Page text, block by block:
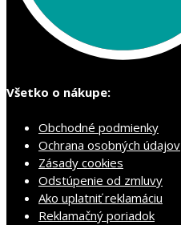
Všetko o nákupe:
Obchodné podmienky
Ochrana osobných údajov
Zásady cookies
Odstúpenie od zmluvy
Ako uplatniť reklamáciu
Reklamačný poriadok